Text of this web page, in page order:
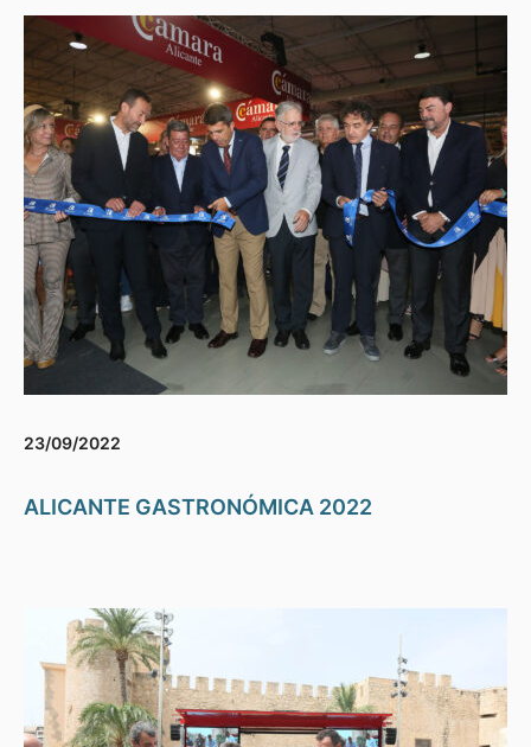
23/09/2022
ALICANTE GASTRONÓMICA 2022